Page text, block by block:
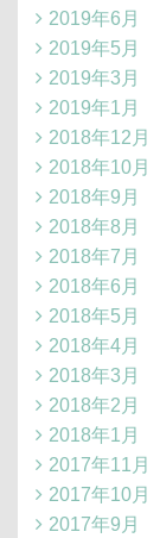
2019年6月
2019年5月
2019年3月
2019年1月
2018年12月
2018年10月
2018年9月
2018年8月
2018年7月
2018年6月
2018年5月
2018年4月
2018年3月
2018年2月
2018年1月
2017年11月
2017年10月
2017年9月